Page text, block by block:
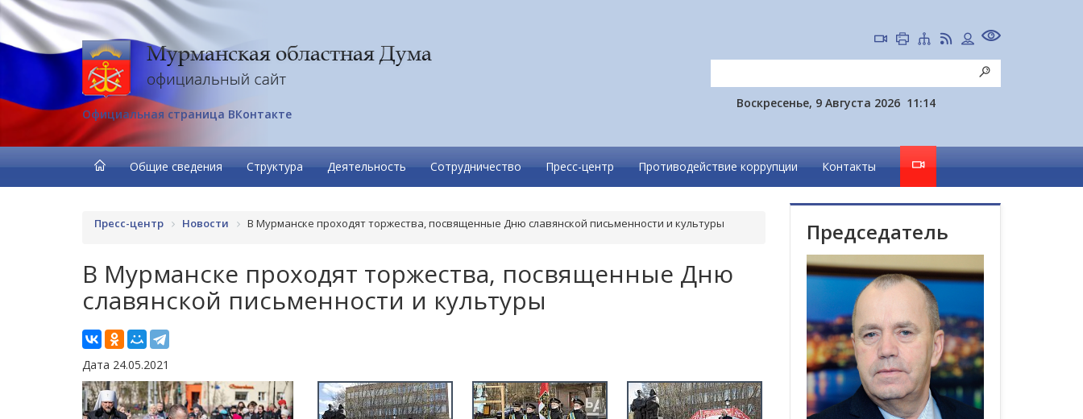
Официальная страница ВКонтакте
Воскресенье, 9 Августа 2026 11:14
Общие сведения Структура Деятельность Сотрудничество Пресс-центр Противодействие коррупции Контакты
Пресс-центр Новости В Мурманске проходят торжества, посвященные Дню славянской письменности и культуры
В Мурманске проходят торжества, посвященные Дню
славянской письменности и культуры
Дата 24.05.2021
Председатель